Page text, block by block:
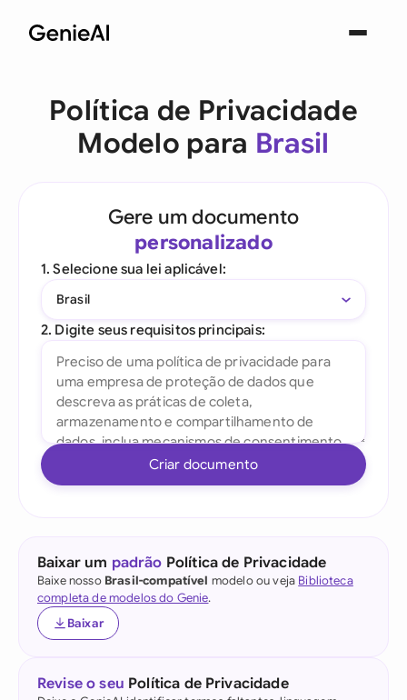
Política de Privacidade
Modelo para Brasil
Gere um documento
personalizado
1. Selecione sua lei aplicável:
Brasil
2. Digite seus requisitos principais:
Criar documento
Baixar um padrão Política de Privacidade
Baixe nosso Brasil-compatível modelo ou veja Biblioteca
completa de modelos do Genie.
Baixar
Revise o seu Política de Privacidade